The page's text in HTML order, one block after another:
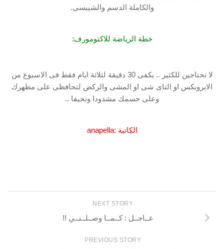
والكاملة الدسم والشيبسى.
خطة الرياضة للاكتومورف:
لا تحتاجين للكثير .. يكفى 30 دقيقة لثلاثة ايام فقط فى الاسبوع من
الايروبكس او التاى شى او المشى والركض لتحافظى على مظهرك
وعلى جسمك مشدودا ونحيفا ..
الكاتبة :anapella
NEXT STORY
عــاجــل : كــمــا وصــلــنــي !!
PREVIOUS STORY